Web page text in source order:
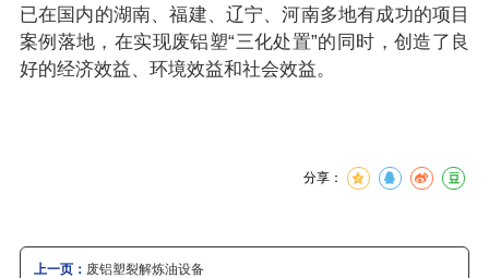
已在国内的湖南、福建、辽宁、河南多地有成功的项目
案例落地，在实现废铝塑“三化处置”的同时，创造了良
好的经济效益、环境效益和社会效益。
分享：
上一页： 废铝塑裂解炼油设备